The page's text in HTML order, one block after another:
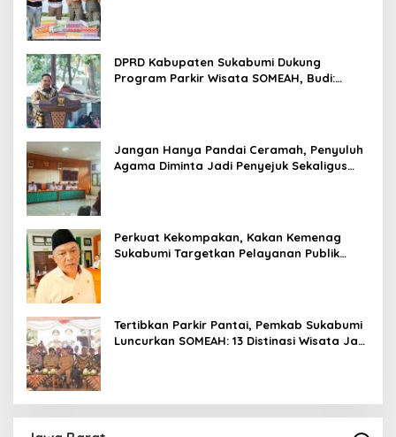
DPRD Kabupaten Sukabumi Dukung
Program Parkir Wisata SOMEAH, Budi:
Jangan Hanya Pandai Ceramah, Penyuluh
Agama Diminta Jadi Penyejuk Sekaligus
Perkuat Kekompakan, Kakan Kemenag
Sukabumi Targetkan Pelayanan Publik
Tertibkan Parkir Pantai, Pemkab Sukabumi
Luncurkan SOMEAH: 13 Distinasi Wisata Jadi